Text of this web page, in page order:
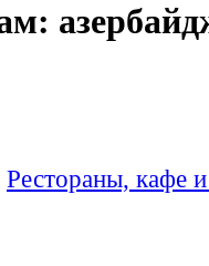
Рестораны, кафе